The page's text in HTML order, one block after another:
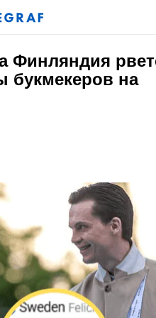
Финляндия
букмекеров на